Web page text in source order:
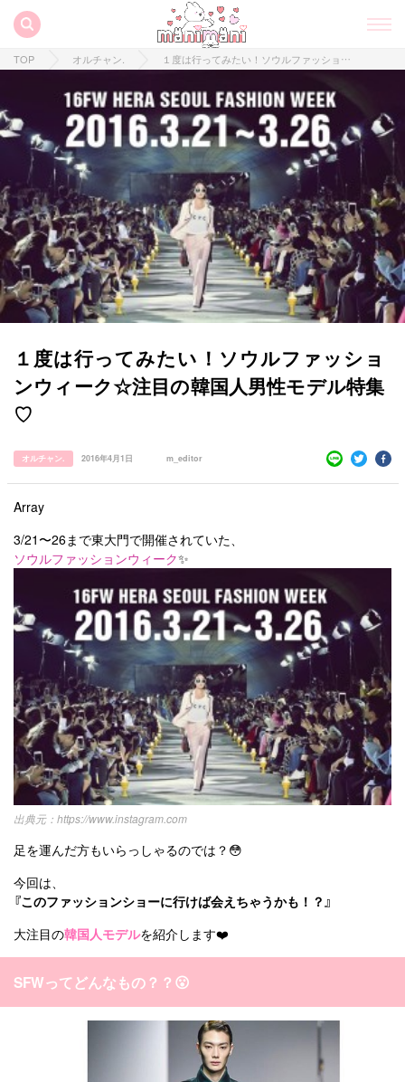
すべての記事
manimani について
キュレーター一覧
運営会社
利用規約
プライバシーポリシー
韓国 オルチャン 韓国コスメ
メイク k-pop コスメ ファッション
kpop トレンド 韓国メイク
TOP オルチャン. １度は行ってみたい！ソウルファッションウィーク☆注目の韓国人男性モデル特集♡
１度は行ってみたい！ソウルファッショ
ンウィーク☆注目の韓国人男性モデル特集
♡
オルチャン. 2016年4月1日 m_editor
Array
3/21〜26まで東大門で開催されていた、
ソウルファッションウィーク✨
https://www.instagram.com
足を運んだ方もいらっしゃるのでは？😳
今回は、
『このファッションショーに行けば会えちゃうかも！？』
大注目の韓国人モデルを紹介します❤️
SFWってどんなもの？？😮